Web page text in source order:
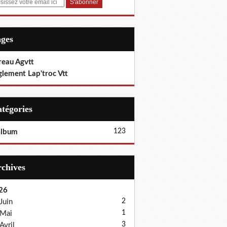
Agvtt
Lap'troc Vtt
123
Juin
2
Mai 1
Avril 3